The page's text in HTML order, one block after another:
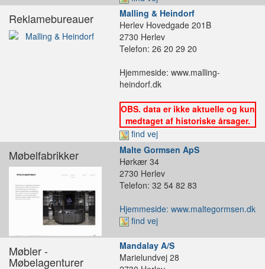
Reklamebureauer
Malling & Heindorf
Herlev Hovedgade 201B
2730 Herlev
Telefon: 26 20 29 20
Hjemmeside: www.malling-
heindorf.dk
OBS. data er ikke aktuelle og kun
medtaget af historiske årsager.
find vej
Møbelfabrikker
Malte Gormsen ApS
Hørkær 34
2730 Herlev
Telefon: 32 54 82 83
Hjemmeside: www.maltegormsen.dk
find vej
Møbler -
Møbelagenturer
Mandalay A/S
Marielundvej 28